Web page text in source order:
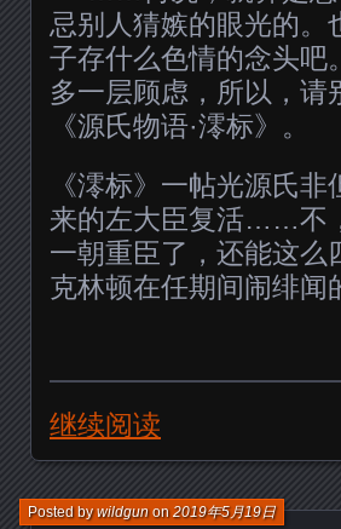
忌别人猜嫉的眼光的。
子存什么色情的念头吧
多一层顾虑，所以，
《源氏物语·澪标》。
《澪标》一帖光源氏
来的左大臣复活……不
一朝重臣了，还能这么
克林顿在任期间闹绯闻
继续阅读
Posted bywildgunon2019年5月19日